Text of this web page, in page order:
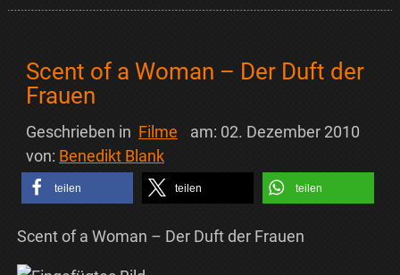
Scent of a Woman – Der Duft der
Frauen
Geschrieben in Filme am: 02. Dezember 2010
von: Benedikt Blank
teilen teilen teilen
Scent of a Woman – Der Duft der Frauen